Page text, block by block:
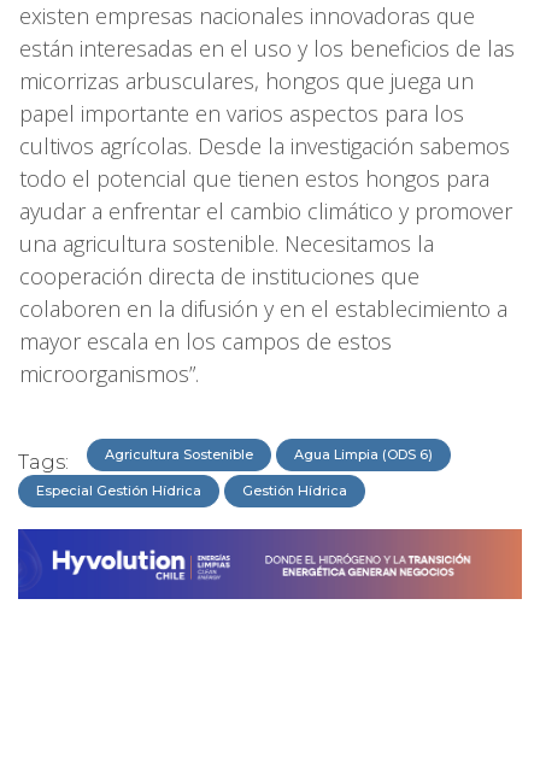
existen empresas nacionales innovadoras que
están interesadas en el uso y los beneficios de las
micorrizas arbusculares, hongos que juega un
papel importante en varios aspectos para los
cultivos agrícolas. Desde la investigación sabemos
todo el potencial que tienen estos hongos para
ayudar a enfrentar el cambio climático y promover
una agricultura sostenible. Necesitamos la
cooperación directa de instituciones que
colaboren en la difusión y en el establecimiento a
mayor escala en los campos de estos
microorganismos”.
Tags: Agricultura Sostenible Agua Limpia (ODS 6)
Especial Gestión Hídrica Gestión Hídrica